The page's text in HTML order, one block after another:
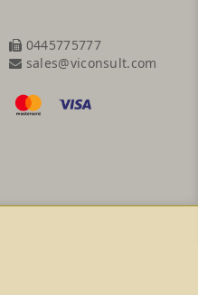
0445775777
sales@viconsult.com